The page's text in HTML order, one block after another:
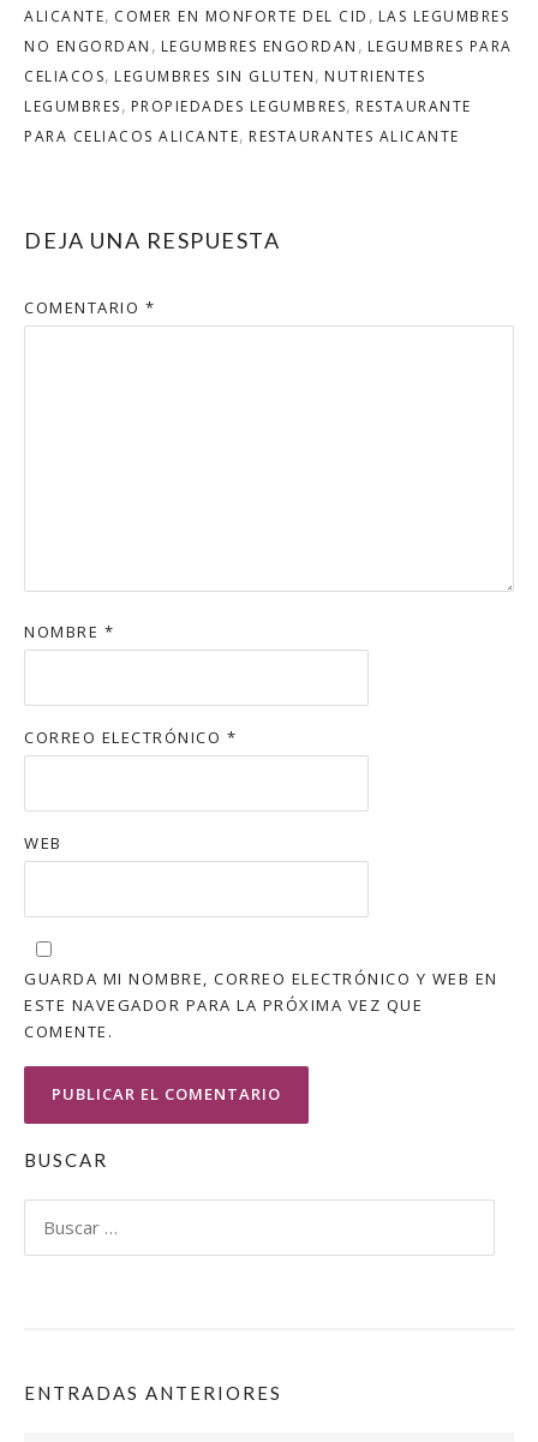
ALICANTE COMER EN MONFORTE DEL CID
LAS LEGUMBRES
NO ENGORDAN
LEGUMBRES ENGORDAN
LEGUMBRES PARA
CELIACOS LEGUMBRES SIN GLUTEN
NUTRIENTES
LEGUMBRES
PROPIEDADES LEGUMBRES RESTAURANTE
PARA CELIACOS ALICANTE RESTAURANTES ALICANTE
DEJA UNA RESPUESTA
COMENTARIO *
NOMBRE *
CORREO ELECTRÓNICO *
WEB
GUARDA MI NOMBRE, CORREO ELECTRÓNICO Y WEB EN
ESTE NAVEGADOR PARA LA PRÓXIMA VEZ QUE
COMENTE.
BUSCAR
ENTRADAS ANTERIORES